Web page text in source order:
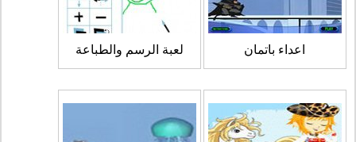
اعداء باتمان لعبة الرسم والطباعة